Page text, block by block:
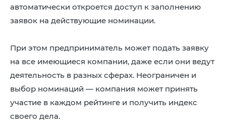
автоматически откроется доступ к заполнению
заявок на действующие номинации.
При этом предприниматель может подать заявку
на все имеющиеся компании, даже если они ведут
деятельность в разных сферах. Неограничен и
выбор номинаций — компания может принять
участие в каждом рейтинге и получить индекс
своего дела.